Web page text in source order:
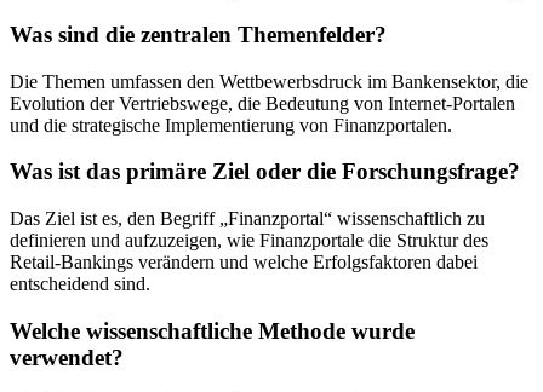
Was sind die zentralen Themenfelder?
Die Themen umfassen den Wettbewerbsdruck im Bankensektor, die
Evolution der Vertriebswege, die Bedeutung von Internet-Portalen
und die strategische Implementierung von Finanzportalen.
Was ist das primäre Ziel oder die Forschungsfrage?
Das Ziel ist es, den Begriff „Finanzportal“ wissenschaftlich zu
definieren und aufzuzeigen, wie Finanzportale die Struktur des
Retail-Bankings verändern und welche Erfolgsfaktoren dabei
entscheidend sind.
Welche wissenschaftliche Methode wurde
verwendet?